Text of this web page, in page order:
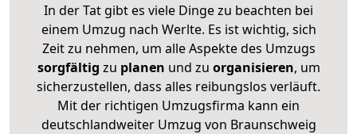
In der Tat gibt es viele Dinge zu beachten bei
einem Umzug nach Werlte. Es ist wichtig, sich
Zeit zu nehmen, um alle Aspekte des Umzugs
sorgfältig zu planen und zu organisieren, um
sicherzustellen, dass alles reibungslos verläuft.
Mit der richtigen Umzugsfirma kann ein
deutschlandweiter Umzug von Braunschweig